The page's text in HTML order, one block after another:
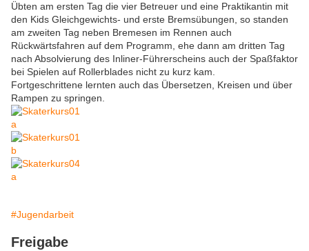
Übten am ersten Tag die vier Betreuer und eine Praktikantin mit
den Kids Gleichgewichts- und erste Bremsübungen, so standen
am zweiten Tag neben Bremesen im Rennen auch
Rückwärtsfahren auf dem Programm, ehe dann am dritten Tag
nach Absolvierung des Inliner-Führerscheins auch der Spaßfaktor
bei Spielen auf Rollerblades nicht zu kurz kam.
Fortgeschrittene lernten auch das Übersetzen, Kreisen und über
Rampen zu springen.
#Jugendarbeit
Freigabe